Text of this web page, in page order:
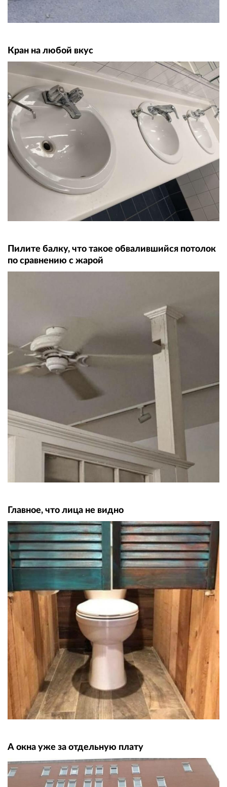
Кран на любой вкус
Пилите балку, что такое обвалившийся потолок
по сравнению с жарой
Главное, что лица не видно
А окна уже за отдельную плату